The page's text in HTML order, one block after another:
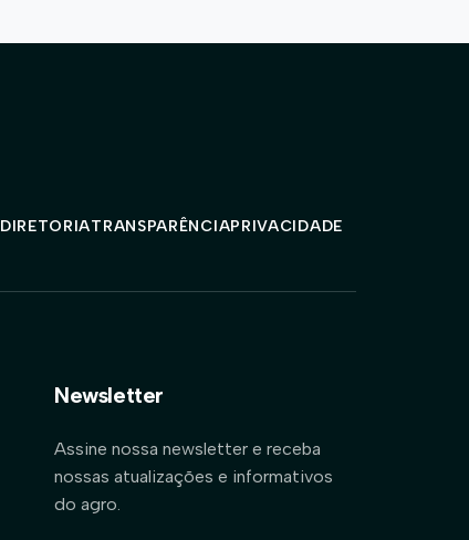
DIRETORIATRANSPARÊNCIAPRIVACIDADE
Newsletter
Assine nossa newsletter e receba
nossas atualizações e informativos
do agro.